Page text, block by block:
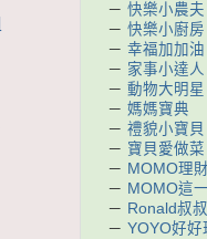
－ 快樂小農夫
－ 快樂小廚房
－ 幸福加加油
－ 家事小達人
－ 動物大明星
－ 媽媽寶典
－ 禮貌小寶貝
－ 寶貝愛做菜
－ MOMO理
－ MOMO這
－ Ronald叔
－ YOYO好好